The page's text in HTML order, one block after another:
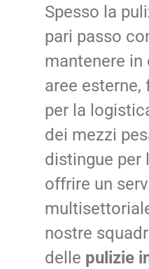
Spesso la
pari passo
mantenere in
aree
per la
dei mezzi
distingue per
offrire un
nostre
delle pulizie